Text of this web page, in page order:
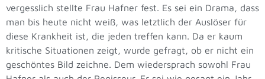
vergesslich stellte Frau Hafner fest. Es sei ein Drama, dass
man bis heute nicht weiß, was letztlich der Auslöser für
diese Krankheit ist, die jeden treffen kann. Da er kaum
kritische Situationen zeigt, wurde gefragt, ob er nicht ein
geschöntes Bild zeichne. Dem wiedersprach sowohl Frau